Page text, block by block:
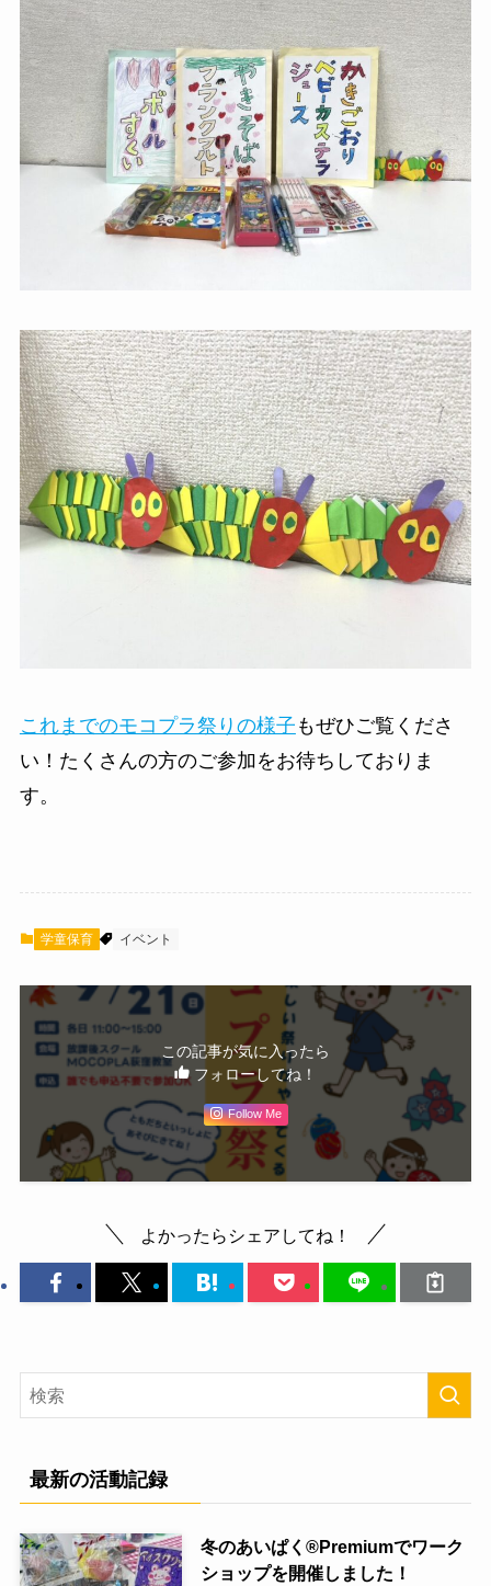
これまでのモコプラ祭りの様子 もぜひご覧くださ
い！たくさんの方のご参加をお待ちしておりま
す。
学童保育 イベント
この記事が気に入ったら
フォローしてね！
Follow Me
よかったらシェアしてね！
最新の活動記録
冬のあいぱく®Premiumでワーク
ショップを開催しました！